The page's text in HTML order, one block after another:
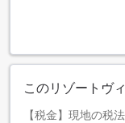
このリゾートヴ
【税金】現地の税